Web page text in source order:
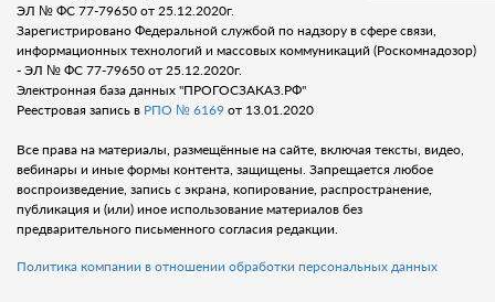
ЭЛ № ФС 77-79650 от 25.12.2020г.
Зарегистрировано Федеральной службой по надзору в сфере связи,
информационных технологий и массовых коммуникаций (Роскомнадозор)
- ЭЛ № ФС 77-79650 от 25.12.2020г.
Электронная база данных "ПРОГОСЗАКАЗ.РФ"
Реестровая запись в РПО № 6169 от 13.01.2020
Все права на материалы, размещённые на сайте, включая тексты, видео,
вебинары и иные формы контента, защищены. Запрещается любое
воспроизведение, запись с экрана, копирование, распространение,
публикация и (или) иное использование материалов без
предварительного письменного согласия редакции.
Политика компании в отношении обработки персональных данных